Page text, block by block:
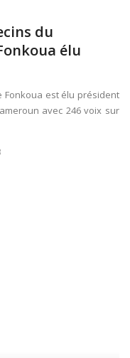
du
élu
Fonkoua est élu président
avec 246 voix sur